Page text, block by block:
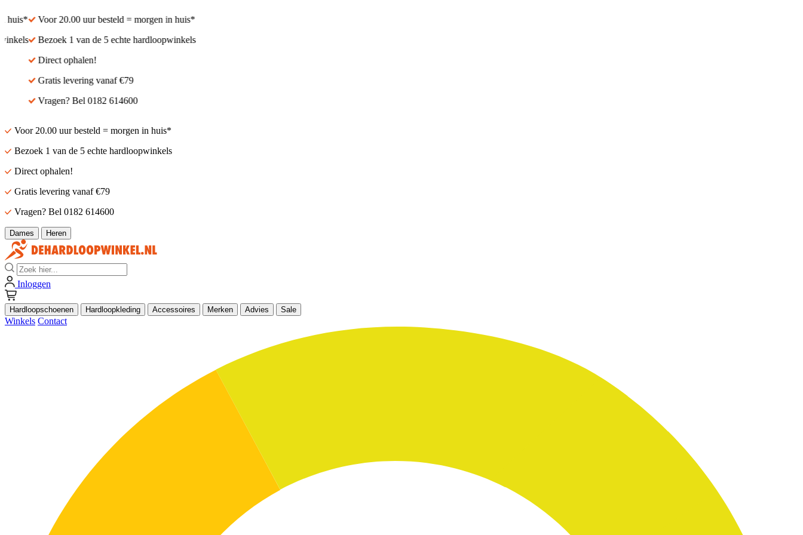
huis*
Voor 20.00 uur besteld = morgen in huis*
Bezoek 1 van de 5 echte hardloopwinkels
Direct ophalen!
Gratis levering vanaf €79
Vragen? Bel 0182 614600
Voor 20.00 uur besteld = morgen in huis*
Bezoek 1 van de 5 echte hardloopwinkels
Direct ophalen!
Gratis levering vanaf €79
Vragen? Bel 0182 614600
Dames Heren
Zoek
Inloggen
Hardloopschoenen Hardloopkleding Accessoires Merken Advies Sale
Winkels Contact